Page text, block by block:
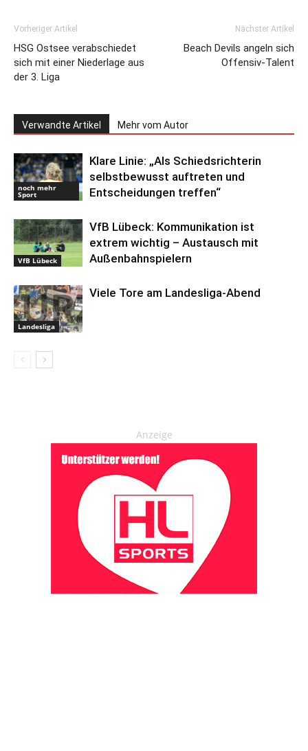
Vorheriger Artikel
HSG Ostsee verabschiedet
sich mit einer Niederlage aus
der 3. Liga
Nächster Artikel
Beach Devils angeln sich
Offensiv-Talent
Verwandte Artikel Mehr vom Autor
noch mehr
Sport
Klare Linie: „Als Schiedsrichterin
selbstbewusst auftreten und
Entscheidungen treffen“
VfB Lübeck
VfB Lübeck: Kommunikation ist
extrem wichtig – Austausch mit
Außenbahnspielern
Landesliga
Viele Tore am Landesliga-Abend
Anzeige